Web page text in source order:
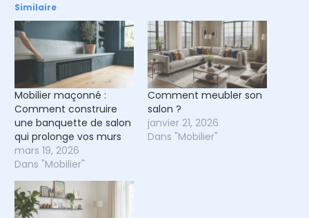
Similaire
Mobilier maçonné :
Comment construire
une banquette de salon
qui prolonge vos murs
mars 19, 2026
Dans "Mobilier"
Comment meubler son
salon ?
janvier 21, 2026
Dans "Mobilier"